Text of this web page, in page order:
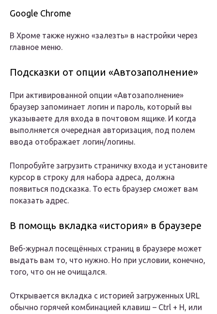
Google Chrome
В Хроме также нужно «залезть» в настройки через
главное меню.
Подсказки от опции «Автозаполнение»
При активированной опции «Автозаполнение»
браузер запоминает логин и пароль, который вы
указываете для входа в почтовом ящике. И когда
выполняется очередная авторизация, под полем
ввода отображает логин/логины.
Попробуйте загрузить страничку входа и установите
курсор в строку для набора адреса, должна
появиться подсказка. То есть браузер сможет вам
показать адрес.
В помощь вкладка «история» в браузере
Веб-журнал посещённых страниц в браузере может
выдать вам то, что нужно. Но при условии, конечно,
того, что он не очищался.
Открывается вкладка с историей загруженных URL
обычно горячей комбинацией клавиш – Ctrl + H, или